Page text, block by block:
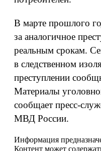
В марте прошлого
за аналогичное
реальным срокам.
в следственном
преступлении
Материалы
сообщает пресс-
МВД России.
Информация
Контент может